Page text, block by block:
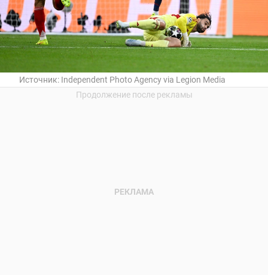
Источник: Independent Photo Agency via Legion Media